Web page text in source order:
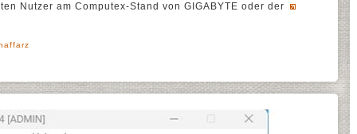
Nutzer am Computex-Stand von GIGABYTE oder der